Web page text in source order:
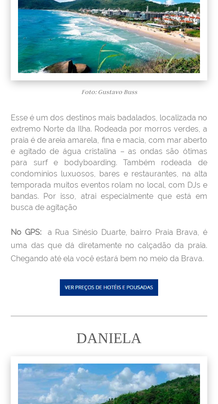
Foto: Gustavo Buss
Esse é um dos destinos mais badalados, localizada no
extremo Norte da Ilha. Rodeada por morros verdes, a
praia é de areia amarela, fina e macia, com mar aberto
e agitado de água cristalina – as ondas são ótimas
para surf e bodyboarding. Também rodeada de
condomínios luxuosos, bares e restaurantes, na alta
temporada muitos eventos rolam no local, com DJs e
bandas. Por isso, atrai especialmente que está em
busca de agitação
No GPS:a Rua Sinésio Duarte, bairro Praia Brava, é
uma das que dá diretamente no calçadão da praia.
Chegando até ela você estará bem no meio da Brava.
DANIELA